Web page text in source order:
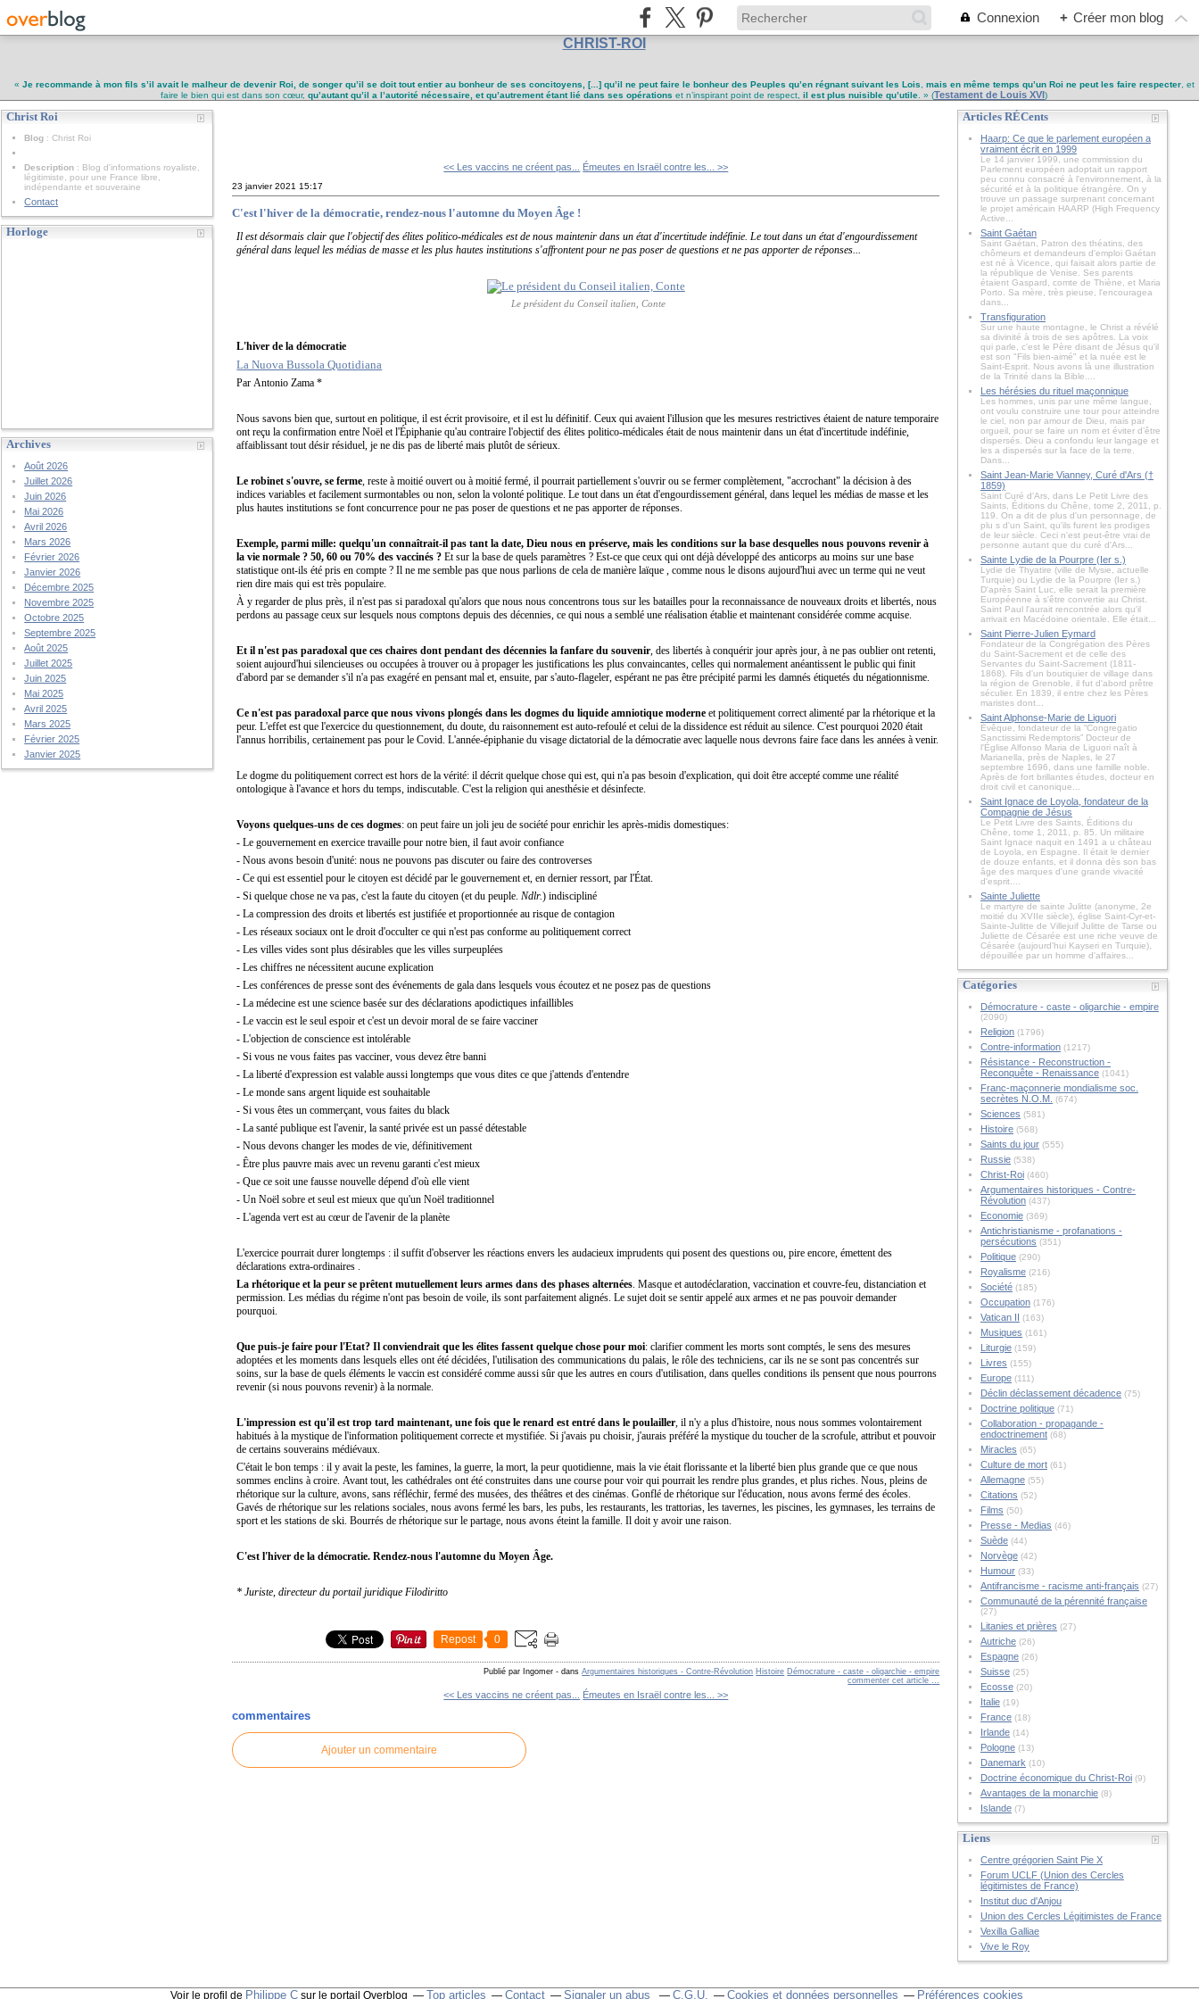
Connexion + Créer mon blog
CHRIST-ROI
« Je recommande à mon fils s’il avait le malheur de devenir Roi, de songer qu’il se doit tout entier au bonheur de ses concitoyens, [...] qu’il ne peut faire le bonheur des Peuples qu’en régnant suivant les Lois mais en même temps qu’un Roi ne peut les faire respecter, et
faire le bien qui est dans son cœur, qu’autant qu’il a l’autorité nécessaire, et qu’autrement étant lié dans ses opérations et n’inspirant point de respect, il est plus nuisible qu’utile . » (Testament de Louis XVI)
Christ Roi
Blog : Christ Roi
Description : Blog d'informations royaliste,
légitimiste, pour une France libre,
indépendante et souveraine
Contact
Horloge
Archives
Août 2026
Juillet 2026
Juin 2026
Mai 2026
Avril 2026
Mars 2026
Février 2026
Janvier 2026
Décembre 2025
Novembre 2025
Octobre 2025
Septembre 2025
Août 2025
Juillet 2025
Juin 2025
Mai 2025
Avril 2025
Mars 2025
Février 2025
Janvier 2025
<< Les vaccins ne créent pas... Émeutes en Israël contre les... >>
23 janvier 2021 15:17
C'est l'hiver de la démocratie, rendez-nous l'automne du Moyen Âge !
Il est désormais clair que l'objectif des élites politico-médicales est de nous maintenir dans un état d'incertitude indéfinie. Le tout dans un état d'engourdissement
général dans lequel les médias de masse et les plus hautes institutions s'affrontent pour ne pas poser de questions et ne pas apporter de réponses...
Le président du Conseil italien, Conte
L'hiver de la démocratie
La Nuova Bussola Quotidiana
Par Antonio Zama *
Nous savons bien que, surtout en politique, il est écrit provisoire, et il est lu définitif. Ceux qui avaient l'illusion que les mesures restrictives étaient de nature temporaire
ont reçu la confirmation entre Noël et l'Épiphanie qu'au contraire l'objectif des élites politico-médicales était de nous maintenir dans un état d'incertitude indéfinie,
affaiblissant tout désir résiduel, je ne dis pas de liberté mais plutôt de sérieux.
Le robinet s'ouvre, se ferme , reste à moitié ouvert ou à moitié fermé, il pourrait partiellement s'ouvrir ou se fermer complètement, "accrochant" la décision à des
indices variables et facilement surmontables ou non, selon la volonté politique. Le tout dans un état d'engourdissement général, dans lequel les médias de masse et les
plus hautes institutions se font concurrence pour ne pas poser de questions et ne pas apporter de réponses.
Exemple, parmi mille: quelqu'un connaîtrait-il pas tant la date, Dieu nous en préserve, mais les conditions sur la base desquelles nous pouvons revenir à
la vie normale ? 50, 60 ou 70% des vaccinés ? Et sur la base de quels paramètres ? Est-ce que ceux qui ont déjà développé des anticorps au moins sur une base
statistique ont-ils été pris en compte ? Il ne me semble pas que nous parlions de cela de manière laïque , comme nous le disons aujourd'hui avec un terme qui ne veut
rien dire mais qui est très populaire.
À y regarder de plus près, il n'est pas si paradoxal qu'alors que nous nous concentrons tous sur les batailles pour la reconnaissance de nouveaux droits et libertés, nous
perdons au passage ceux sur lesquels nous comptons depuis des décennies, ce qui nous a semblé une réalisation établie et maintenant considérée comme acquise.
Et il n'est pas paradoxal que ces chaires dont pendant des décennies la fanfare du souvenir , des libertés à conquérir jour après jour, à ne pas oublier ont retenti,
soient aujourd'hui silencieuses ou occupées à trouver ou à propager les justifications les plus convaincantes, celles qui normalement anéantissent le public qui finit
d'abord par se demander s'il n'a pas exagéré en pensant mal et, ensuite, par s'auto-flageler, espérant ne pas être précipité parmi les damnés étiquetés du négationnisme.
Ce n'est pas paradoxal parce que nous vivons plongés dans les dogmes du liquide amniotique moderneet politiquement correct alimenté par la rhétorique et la
peur. L'effet est que l'exercice du questionnement, du doute, du raisonnement est auto-refoulé et celui de la dissidence est réduit au silence. C'est pourquoi 2020 était
l'annus horribilis, certainement pas pour le Covid. L'année-épiphanie du visage dictatorial de la démocratie avec laquelle nous devrons faire face dans les années à venir.
Le dogme du politiquement correct est hors de la vérité: il décrit quelque chose qui est, qui n'a pas besoin d'explication, qui doit être accepté comme une réalité
ontologique à l'avance et hors du temps, indiscutable. C'est la religion qui anesthésie et désinfecte.
Voyons quelques-uns de ces dogmes: on peut faire un joli jeu de société pour enrichir les après-midis domestiques:
- Le gouvernement en exercice travaille pour notre bien, il faut avoir confiance
- Nous avons besoin d'unité: nous ne pouvons pas discuter ou faire des controverses
- Ce qui est essentiel pour le citoyen est décidé par le gouvernement et, en dernier ressort, par l'État.
- Si quelque chose ne va pas, c'est la faute du citoyen (et du peuple. Ndlr.) indiscipliné
- La compression des droits et libertés est justifiée et proportionnée au risque de contagion
- Les réseaux sociaux ont le droit d'occulter ce qui n'est pas conforme au politiquement correct
- Les villes vides sont plus désirables que les villes surpeuplées
- Les chiffres ne nécessitent aucune explication
- Les conférences de presse sont des événements de gala dans lesquels vous écoutez et ne posez pas de questions
- La médecine est une science basée sur des déclarations apodictiques infaillibles
- Le vaccin est le seul espoir et c'est un devoir moral de se faire vacciner
- L'objection de conscience est intolérable
- Si vous ne vous faites pas vacciner, vous devez être banni
- La liberté d'expression est valable aussi longtemps que vous dites ce que j'attends d'entendre
- Le monde sans argent liquide est souhaitable
- Si vous êtes un commerçant, vous faites du black
- La santé publique est l'avenir, la santé privée est un passé détestable
- Nous devons changer les modes de vie, définitivement
- Être plus pauvre mais avec un revenu garanti c'est mieux
- Que ce soit une fausse nouvelle dépend d'où elle vient
- Un Noël sobre et seul est mieux que qu'un Noël traditionnel
- L'agenda vert est au cœur de l'avenir de la planète
L'exercice pourrait durer longtemps : il suffit d'observer les réactions envers les audacieux imprudents qui posent des questions ou, pire encore, émettent des
déclarations extra-ordinaires .
La rhétorique et la peur se prêtent mutuellement leurs armes dans des phases alternées . Masque et autodéclaration, vaccination et couvre-feu, distanciation et
permission. Les médias du régime n'ont pas besoin de voile, ils sont parfaitement alignés. Le sujet doit se sentir appelé aux armes et ne pas pouvoir demander
pourquoi.
Que puis-je faire pour l'Etat? Il conviendrait que les élites fassent quelque chose pour moi: clarifier comment les morts sont comptés, le sens des mesures
adoptées et les moments dans lesquels elles ont été décidées, l'utilisation des communications du palais, le rôle des techniciens, car ils ne se sont pas concentrés sur
soins, sur la base de quels éléments le vaccin est considéré comme aussi sûr que les autres en cours d'utilisation, dans quelles conditions ils pensent que nous pourrons
revenir (si nous pouvons revenir) à la normale.
L'impression est qu'il est trop tard maintenant, une fois que le renard est entré dans le poulailler , il n'y a plus d'histoire, nous nous sommes volontairement
habitués à la mystique de l'information politiquement correcte et mystifiée. Si j'avais pu choisir, j'aurais préféré la mystique du toucher de la scrofule, attribut et pouvoir
de certains souverains médiévaux.
C'était le bon temps : il y avait la peste, les famines, la guerre, la mort, la peur quotidienne, mais la vie était florissante et la liberté bien plus grande que ce que nous
sommes enclins à croire. Avant tout, les cathédrales ont été construites dans une course pour voir qui pourrait les rendre plus grandes, et plus riches. Nous, pleins de
rhétorique sur la culture, avons, sans réfléchir, fermé des musées, des théâtres et des cinémas. Gonflé de rhétorique sur l'éducation, nous avons fermé des écoles.
Gavés de rhétorique sur les relations sociales, nous avons fermé les bars, les pubs, les restaurants, les trattorias, les tavernes, les piscines, les gymnases, les terrains de
sport et les stations de ski. Bourrés de rhétorique sur le partage, nous avons éteint la famille. Il doit y avoir une raison.
C'est l'hiver de la démocratie. Rendez-nous l'automne du Moyen Âge.
* Juriste, directeur du portail juridique Filodiritto
Repost 0
Publié par Ingomer - dansArgumentaires historiques - Contre-Révolution Histoire Démocrature - caste - oligarchie - empire
commenter cet article
<< Les vaccins ne créent pas... Émeutes en Israël contre les... >>
commentaires
Ajouter un commentaire
Articles RÉCents
Haarp: Ce que le parlement européen a
vraiment écrit en 1999
Le 14 janvier 1999, une commission du
Parlement européen adoptait un rapport
peu connu consacré à l'environnement, à la
sécurité et à la politique étrangère. On y
trouve un passage surprenant concernant
le projet américain HAARP (High Frequency
Active...
Saint Gaétan
Saint Gaétan, Patron des théatins, des
chômeurs et demandeurs d'emploi Gaétan
est né à Vicence, qui faisait alors partie de
la république de Venise. Ses parents
étaient Gaspard, comte de Thiène, et Maria
Porto. Sa mère, très pieuse, l'encouragea
dans...
Transfiguration
Sur une haute montagne, le Christ a révélé
sa divinité à trois de ses apôtres. La voix
qui parle, c'est le Père disant de Jésus qu'il
est son "Fils bien-aimé" et la nuée est le
Saint-Esprit. Nous avons là une illustration
de la Trinité dans la Bible....
Les hérésies du rituel maçonnique
Les hommes, unis par une même langue,
ont voulu construire une tour pour atteindre
le ciel, non par amour de Dieu, mais par
orgueil, pour se faire un nom et éviter d’être
dispersés. Dieu a confondu leur langage et
les a dispersés sur la face de la terre.
Dans...
Saint Jean-Marie Vianney, Curé d'Ars (†
1859)
Saint Curé d'Ars, dans Le Petit Livre des
Saints, Éditions du Chêne, tome 2, 2011, p.
119. On a dit de plus d'un personnage, de
plu s d'un Saint, qu'ils furent les prodiges
de leur siècle. Ceci n'est peut-être vrai de
personne autant que du curé d'Ars...
Sainte Lydie de la Pourpre (Ier s.)
Lydie de Thyatire (ville de Mysie, actuelle
Turquie) ou Lydie de la Pourpre (Ier s.)
D'après Saint Luc, elle serait la première
Européenne à s'être convertie au Christ.
Saint Paul l'aurait rencontrée alors qu'il
arrivait en Macédoine orientale. Elle était...
Saint Pierre-Julien Eymard
Fondateur de la Congrégation des Pères
du Saint-Sacrement et de celle des
Servantes du Saint-Sacrement (1811-
1868). Fils d'un boutiquier de village dans
la région de Grenoble, il fut d'abord prêtre
séculier. En 1839, il entre chez les Pères
maristes dont...
Saint Alphonse-Marie de Liguori
Évêque, fondateur de la “Congregatio
Sanctissimi Redemptoris” Docteur de
l'Église Alfonso Maria de Liguori naît à
Marianella, près de Naples, le 27
septembre 1696, dans une famille noble.
Après de fort brillantes études, docteur en
droit civil et canonique...
Saint Ignace de Loyola, fondateur de la
Compagnie de Jésus
Le Petit Livre des Saints, Éditions du
Chêne, tome 1, 2011, p. 85. Un militaire
Saint Ignace naquit en 1491 a u château
de Loyola, en Espagne. Il était le dernier
de douze enfants, et il donna dès son bas
âge des marques d'une grande vivacité
d'esprit....
Sainte Juliette
Le martyre de sainte Julitte (anonyme, 2e
moitié du XVIIe siècle), église Saint-Cyr-et-
Sainte-Julitte de Villejuif Julitte de Tarse ou
Juliette de Césarée est une riche veuve de
Césarée (aujourd'hui Kayseri en Turquie),
dépouillée par un homme d'affaires...
Catégories
Démocrature - caste - oligarchie - empire
(2090)
Religion(1796)
Contre-information(1217)
Résistance - Reconstruction -
Reconquête - Renaissance(1041)
Franc-maçonnerie mondialisme soc.
secrètes N.O.M. (674)
Sciences (581)
Histoire(568)
Saints du jour(555)
Russie(538)
Christ-Roi(460)
Argumentaires historiques - Contre-
Révolution(437)
Economie(369)
Antichristianisme - profanations -
persécutions (351)
Politique(290)
Royalisme(216)
Société(185)
Occupation(176)
Vatican II (163)
Musiques (161)
Liturgie(159)
Livres (155)
Europe(111)
Déclin déclassement décadence(75)
Doctrine politique(71)
Collaboration - propagande -
endoctrinement(68)
Miracles (65)
Culture de mort(61)
Allemagne(55)
Citations (52)
Films (50)
Presse - Medias (46)
Suède(44)
Norvège(42)
Humour(33)
Antifrancisme - racisme anti-français (27)
Communauté de la pérennité française
(27)
Litanies et prières (27)
Autriche(26)
Espagne(26)
Suisse(25)
Ecosse(20)
Italie(19)
France(18)
Irlande(14)
Pologne(13)
Danemark (10)
Doctrine économique du Christ-Roi(9)
Avantages de la monarchie(8)
Islande(7)
Liens
Centre grégorien Saint Pie X
Forum UCLF (Union des Cercles
légitimistes de France)
Institut duc d'Anjou
Union des Cercles Légitimistes de France
Vexilla Galliae
Vive le Roy
Voir le profil de Philippe C sur le portail Overblog Top articles Contact Signaler un abus C.G.U. Cookies et données personnelles Préférences cookies